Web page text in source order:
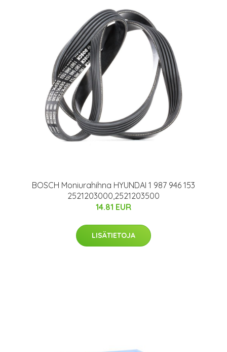
BOSCH Moniurahihna HYUNDAI 1 987 946 153
2521203000,2521203500
14.81 EUR
LISÄTIETOJA